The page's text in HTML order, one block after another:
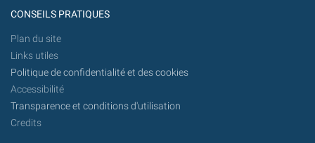
CONSEILS PRATIQUES
Plan du site
Links utiles
Politique de confidentialité et des cookies
Accessibilité
Transparence et conditions d'utilisation
Credits